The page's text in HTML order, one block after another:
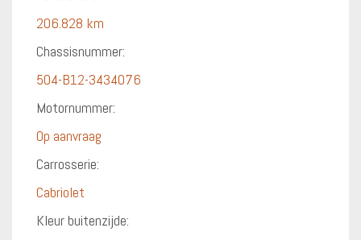
206.828 km
Chassisnummer:
504-B12-3434076
Motornummer:
Op aanvraag
Carrosserie:
Cabriolet
Kleur buitenzijde: